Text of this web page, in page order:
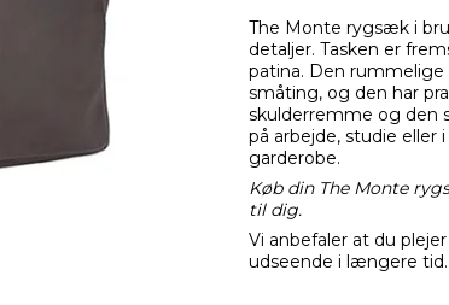
The Monte rygsæk i
detaljer. Tasken er
patina. Den
småting, og den har
skulderremme og den
på arbejde, studie
garderobe.
Køb din The Monte
til dig.
Vi anbefaler at du
udseende i længere tid.